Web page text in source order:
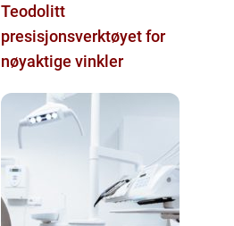
Teodolitt
presisjonsverktøyet for
nøyaktige vinkler